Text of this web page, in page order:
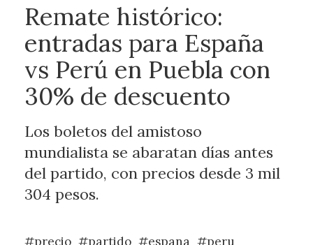
Remate histórico:
entradas para España
vs Perú en Puebla con
30% de descuento
Los boletos del amistoso
mundialista se abaratan días antes
del partido, con precios desde 3 mil
304 pesos.
#precio #partido #espana #peru